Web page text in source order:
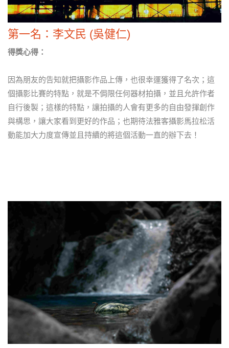
第一名：李文民 (吳健仁)
得獎心得：
因為朋友的告知就把攝影作品上傳，也很幸運獲得了名次；這
個攝影比賽的特點，就是不侷限任何器材拍攝，並且允許作者
自行後製；這樣的特點，讓拍攝的人會有更多的自由發揮創作
與構思，讓大家看到更好的作品；也期待法雅客攝影馬拉松活
動能加大力度宣傳並且持續的將這個活動一直的辦下去！